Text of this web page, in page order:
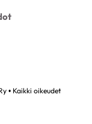
• Kaikki oikeudet